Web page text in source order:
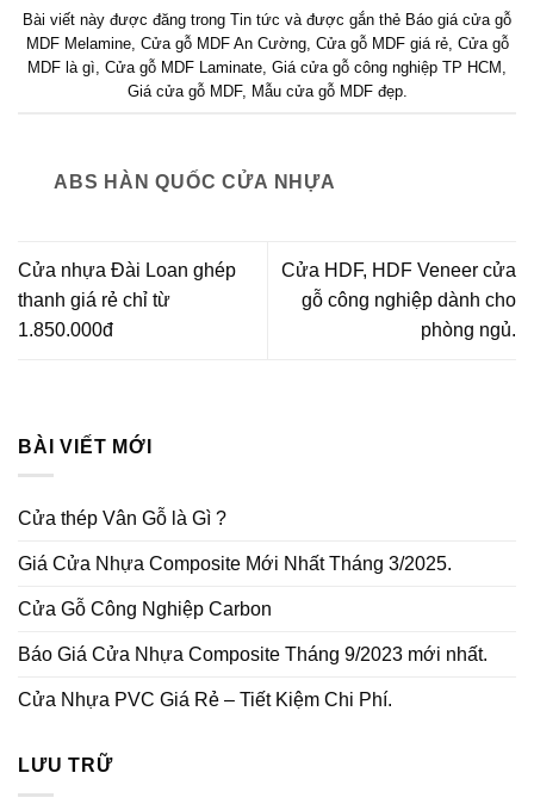
Bài viết này được đăng trong Tin tức và được gắn thẻ Báo giá cửa gỗ
MDF Melamine, Cửa gỗ MDF An Cường, Cửa gỗ MDF giá rẻ, Cửa gỗ
MDF là gì Cửa gỗ MDF Laminate Giá cửa gỗ công nghiệp TP HCM
Giá cửa gỗ MDF, Mẫu cửa gỗ MDF đẹp.
ABS HÀN QUỐC CỬA NHỰA
Cửa nhựa Đài Loan ghép
thanh giá rẻ chỉ từ
1.850.000đ
Cửa HDF, HDF Veneer cửa
gỗ công nghiệp dành cho
phòng ngủ.
BÀI VIẾT MỚI
Cửa thép Vân Gỗ là Gì ?
Giá Cửa Nhựa Composite Mới Nhất Tháng 3/2025.
Cửa Gỗ Công Nghiệp Carbon
Báo Giá Cửa Nhựa Composite Tháng 9/2023 mới nhất.
Cửa Nhựa PVC Giá Rẻ – Tiết Kiệm Chi Phí.
LƯU TRỮ